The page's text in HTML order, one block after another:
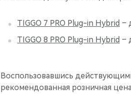
TIGGO 7 PRO Plug-in Hybrid –
TIGGO 8 PRO Plug-in Hybrid –
Воспользовавшись
рекомендованная розничная